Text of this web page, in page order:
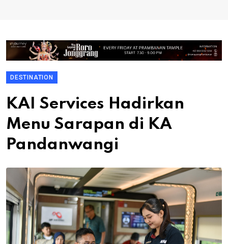
DESTINATION
KAI Services Hadirkan
Menu Sarapan di KA
Pandanwangi